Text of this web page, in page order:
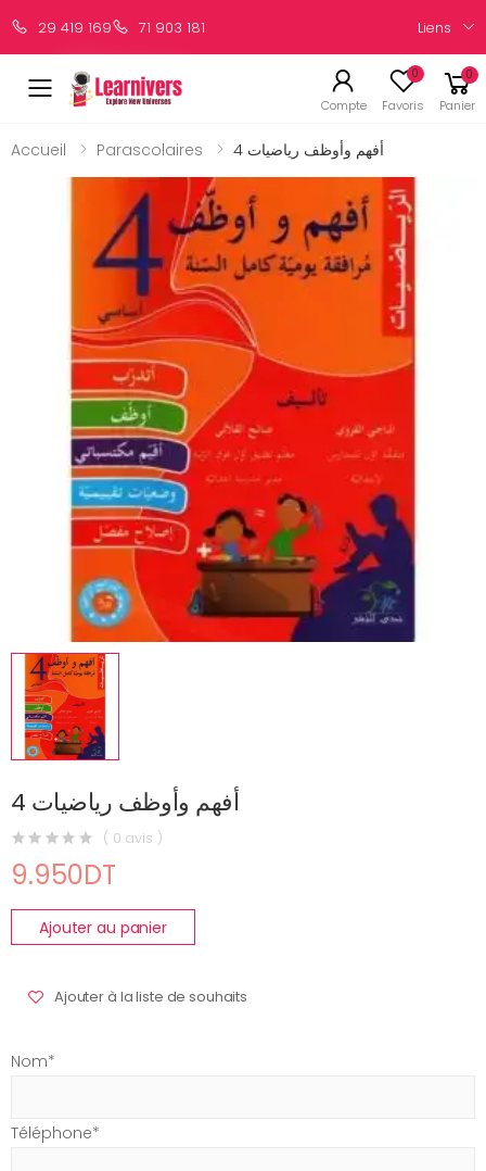
29 419 169 71 903 181 Liens
Compte
0
Favoris
0
Panier
Accueil Parascolaires أفهم وأوظف رياضيات 4
أفهم وأوظف رياضيات 4
( 0 avis )
9.950DT
Ajouter au panier
Ajouter à la liste de souhaits
Nom*
Téléphone*